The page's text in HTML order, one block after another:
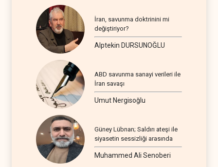
İran, savunma doktrinini mi
değiştiriyor?
Alptekin DURSUNOĞLU
ABD savunma sanayi verileri ile
İran savaşı
Umut Nergisoğlu
Güney Lübnan; Saldırı ateşi ile
siyasetin sessizliği arasında
Muhammed Ali Senoberi